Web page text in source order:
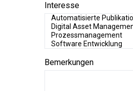
Interesse
Bemerkungen